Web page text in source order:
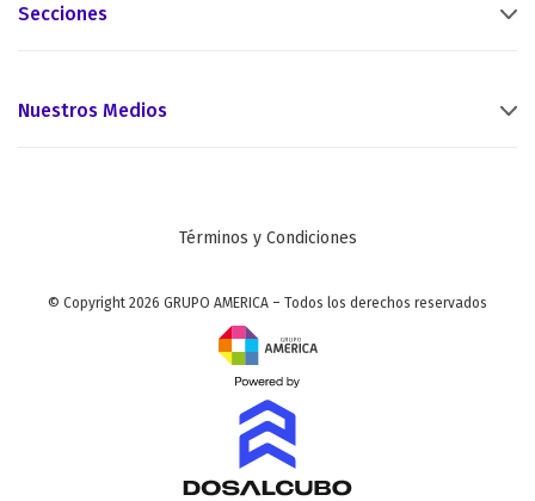
Secciones
Nuestros Medios
Términos y Condiciones
© Copyright 2026 GRUPO AMERICA – Todos los derechos reservados